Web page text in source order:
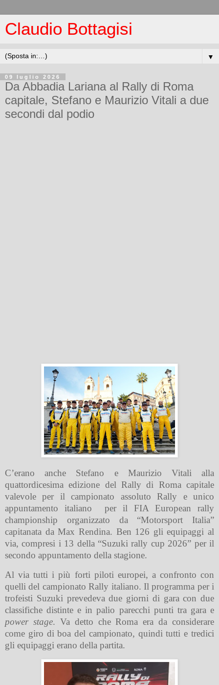
Claudio Bottagisi
▼
09 luglio 2026
Da Abbadia Lariana al Rally di Roma
capitale, Stefano e Maurizio Vitali a due
secondi dal podio
C’erano anche Stefano e Maurizio Vitali alla
quattordicesima edizione del Rally di Roma capitale
valevole per il campionato assoluto Rally e unico
appuntamento italiano
per il FIA European rally
championship organizzato da “Motorsport Italia”
capitanata da Max Rendina. Ben 126 gli equipaggi al
via, compresi i 13 della “Suzuki rally cup 2026” per il
secondo appuntamento della stagione.
Al via tutti i più forti piloti europei, a confronto con
quelli del campionato Rally italiano. Il programma per i
trofeisti Suzuki prevedeva due giorni di gara con due
classifiche distinte e in palio parecchi punti tra gara e
power stage. Va detto che Roma era da considerare
come giro di boa del campionato, quindi tutti e tredici
gli equipaggi erano della partita.